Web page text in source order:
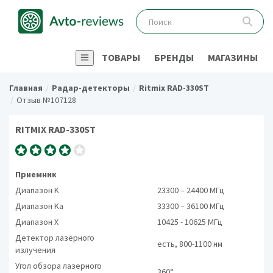
ТОВАРЫ БРЕНДЫ МАГАЗИНЫ
Главная Радар-детекторы
Ritmix RAD-330ST
Отзыв №107128
RITMIX RAD-330ST
Приемник
Диапазон K
23300 – 24400 МГц
Диапазон Ka
33300 – 36100 МГц
Диапазон X
10425 - 10625 МГц
Детектор лазерного
излучения
есть, 800-1100 нм
Угол обзора лазерного